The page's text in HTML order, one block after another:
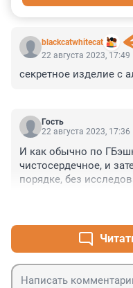
blackcatwhitecat
22 августа 2023, 17:49
секретное изделие с
Гость
22 августа 2023, 17:36
И как обычно по
чистосердечное, и
порядке, без